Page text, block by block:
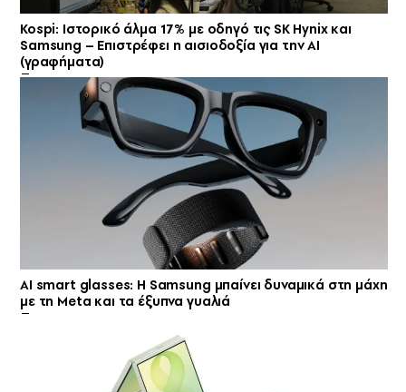
Kospi: Ιστορικό άλμα 17% με οδηγό τις SK Hynix και
Samsung – Επιστρέφει η αισιοδοξία για την AI
(γραφήματα)
AI smart glasses: Η Samsung μπαίνει δυναμικά στη μάχη
με τη Meta και τα έξυπνα γυαλιά